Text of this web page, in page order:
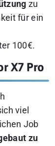
zu
für ein
100€.
X7 Pro
viel
Job
zu